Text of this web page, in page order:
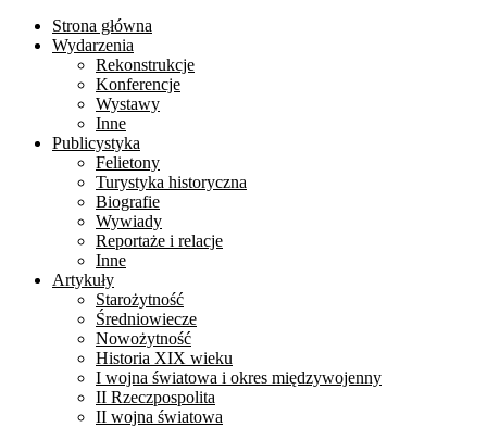
Strona główna
Wydarzenia
Rekonstrukcje
Konferencje
Wystawy
Inne
Publicystyka
Felietony
Turystyka historyczna
Biografie
Wywiady
Reportaże i relacje
Inne
Artykuły
Starożytność
Średniowiecze
Nowożytność
Historia XIX wieku
I wojna światowa i okres międzywojenny
II Rzeczpospolita
II wojna światowa